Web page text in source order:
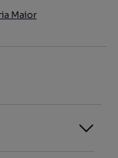
Maior